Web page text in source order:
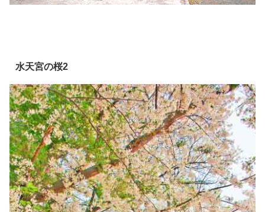
水天宮の桜2